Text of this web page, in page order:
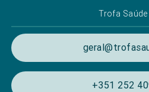
Trofa Saúde
+351 252